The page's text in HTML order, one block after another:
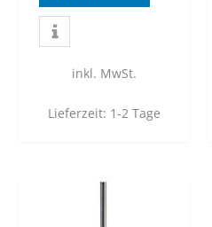
inkl. MwSt.
Lieferzeit: 1-2 Tage